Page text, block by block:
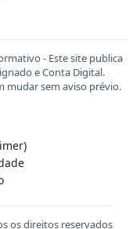
- Este site publica
e Conta Digital.
mudar sem aviso prévio.
os direitos reservados